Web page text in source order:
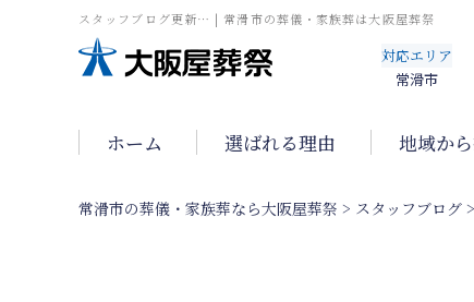
スタッフブログ更新… | 常滑市の葬儀・家族葬は大阪屋葬祭
対応エリア
常滑市
ホーム 選ばれる理由 地域か
常滑市の葬儀・家族葬なら大阪屋葬祭 > スタッフブログ >